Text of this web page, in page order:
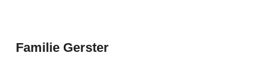
Familie Gerster